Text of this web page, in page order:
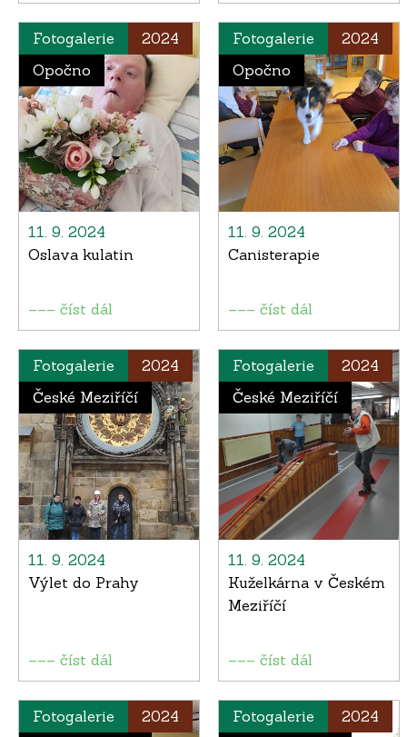
Fotogalerie
2024
Opočno
11. 9. 2024
Oslava kulatin
––– číst dál
Fotogalerie
2024
Opočno
11. 9. 2024
Canisterapie
––– číst dál
Fotogalerie
2024
České Meziříčí
11. 9. 2024
Výlet do Prahy
––– číst dál
Fotogalerie
2024
České Meziříčí
11. 9. 2024
Kuželkárna v Českém
Meziříčí
––– číst dál
Fotogalerie
2024
Fotogalerie
2024